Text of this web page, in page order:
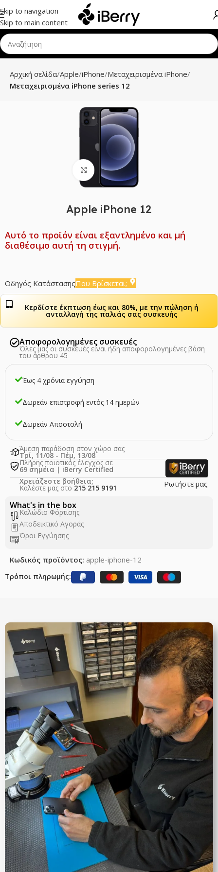
Skip to navigation
Skip to main content
Αρχική σελίδα Apple iPhone Μεταχειρισμένα iPhone
Μεταχειρισμένα iPhone series 12
Click to enlarge
Apple iPhone 12
Αυτό το προϊόν είναι εξαντλημένο και μή
διαθέσιμο αυτή τη στιγμή.
Οδηγός ΚατάστασηςΠου Βρίσκεται;
Κερδίστε έκπτωση έως και 80%, με την πώληση ή
ανταλλαγή της παλιάς σας συσκευής
What's in the box
Καλώδιο Φόρτισης
Αποδεικτικό Αγοράς
Όροι Εγγύησης
Έως 4 χρόνια εγγύηση
Δωρεάν επιστροφή εντός 14 ημερών
Δωρεάν Αποστολή
Τρόποι πληρωμής:
Αποφορολογημένες συσκευές
Όλες μας οι συσκευές είναι ήδη αποφορολογημένες βάση
του άρθρου 45
Άμεση παράδοση στον χώρο σας
Τρί, 11/08 - Πέμ, 13/08
Πλήρης ποιοτικός έλεγχος σε
69 σημέια | iBerry Certified
Χρειάζεστε βοήθεια;
Καλέστε μας στο 215 215 9191 Ρωτήστε μας
Κωδικός προϊόντος: apple-iphone-12